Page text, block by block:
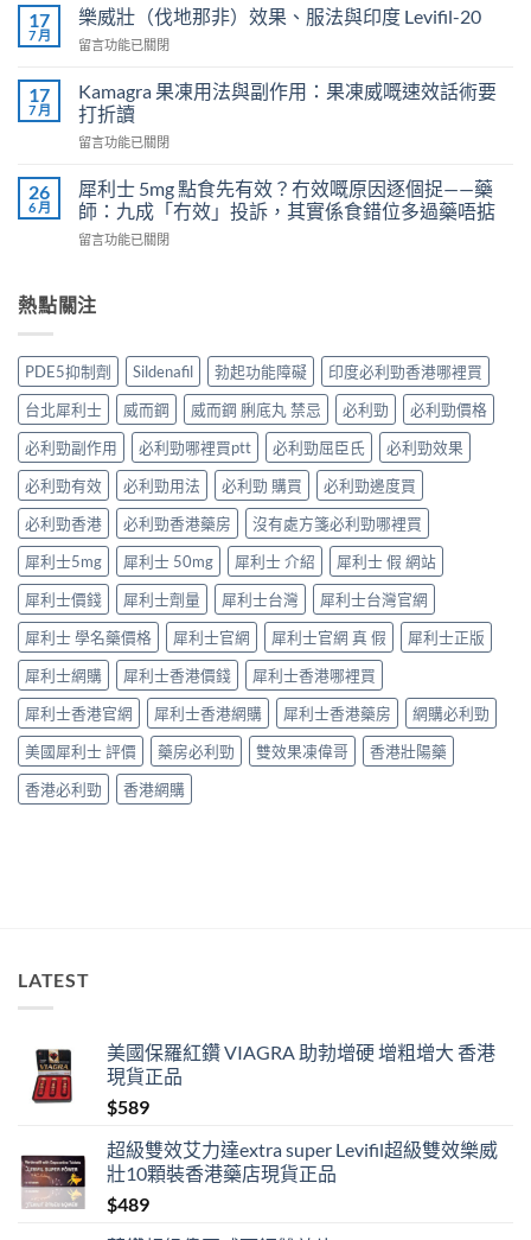
鋼
導
不
孕
嗎？
實
證
告
真
相，
孕
男
性
必
讀〉
中
常
人
吃
利
士
怎
3
位
網
實
體
醫
學
真
相
大
公
開〉
中
17
7 月
樂威壯（伐地那非）效果、服法與印度 Levifil-20
在
威
壯
（伐
地
非）
效
果、
服
印
20〉
中
留言功能已關閉
17
7 月
Kamagra 果凍用法與副作用：果凍威嘅速效話術要
打折讀
在
果
凍
用
法
作
凍
威
嘅
速
效
話
術
要
打
折
讀〉
中
留言功能已關閉
26
6 月
犀利士 5mg 點食先有效？冇效嘅原因逐個捉——藥
師：九成「冇效」投訴，其實係食錯位多過藥唔掂
在
士
5mg
食
先
有
效？
冇
效
嘅
原
因
逐
個
捉
——
藥
師：
九
成
「冇
效」
投
訴，
其
實
掂〉
留言功能已關閉
熱點關注
PDE5抑制劑 Sildenafil 勃起功能障礙
印度必利勁香港哪裡買
台北犀利士
威而鋼 威而鋼 脷底丸 禁忌 必利勁
必利勁價格
必利勁副作用
必利勁哪裡買ptt 必利勁屈臣氏
必利勁效果
必利勁有效
必利勁用法 必利勁 購買
必利勁邊度買
必利勁香港
必利勁香港藥房
沒有處方箋必利勁哪裡買
犀利士5mg
犀利士 50mg 犀利士 介紹
犀利士 假 網站
犀利士價錢
犀利士劑量 犀利士台灣
犀利士台灣官網
犀利士 學名藥價格
犀利士官網 犀利士官網 真 假
犀利士正版
犀利士網購
犀利士香港價錢
犀利士香港哪裡買
犀利士香港官網
犀利士香港網購 犀利士香港藥房
網購必利勁
美國犀利士 評價
藥房必利勁 雙效果凍偉哥
香港壯陽藥
香港必利勁
香港網購
LATEST
美國保羅紅鑽 VIAGRA 助勃增硬 增粗增大 香港
現貨正品
$589
超級雙效艾力達extra super Levifil超級雙效樂威
壯10顆裝香港藥店現貨正品
$489